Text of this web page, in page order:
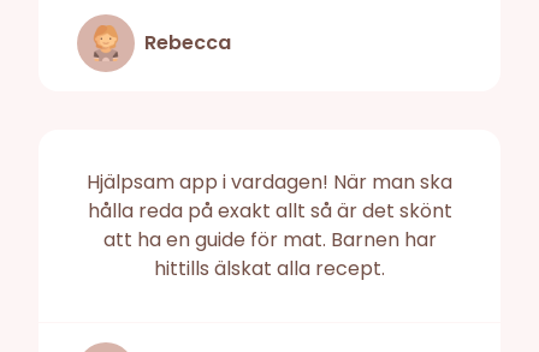
Rebecca
Hjälpsam app i vardagen! När man ska
hålla reda på exakt allt så är det skönt
att ha en guide för mat. Barnen har
hittills älskat alla recept.